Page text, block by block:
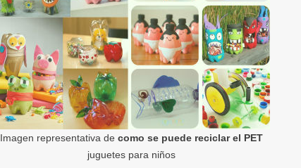
Imagen representativa de como se puede reciclar el PET
juguetes para niños